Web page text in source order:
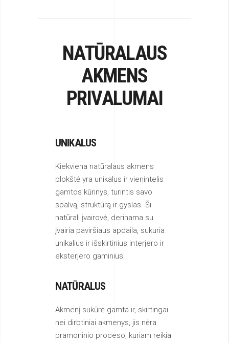
NATŪRALAUS
AKMENS
PRIVALUMAI
UNIKALUS
Kiekviena natūralaus akmens
plokštė yra unikalus ir vienintelis
gamtos kūrinys, turintis savo
spalvą, struktūrą ir gyslas. Ši
natūrali įvairovė, derinama su
įvairia paviršiaus apdaila, sukuria
unikalius ir išskirtinius interjero ir
eksterjero gaminius.
NATŪRALUS
Akmenį sukūrė gamta ir, skirtingai
nei dirbtiniai akmenys, jis nėra
pramoninio proceso, kuriam reikia